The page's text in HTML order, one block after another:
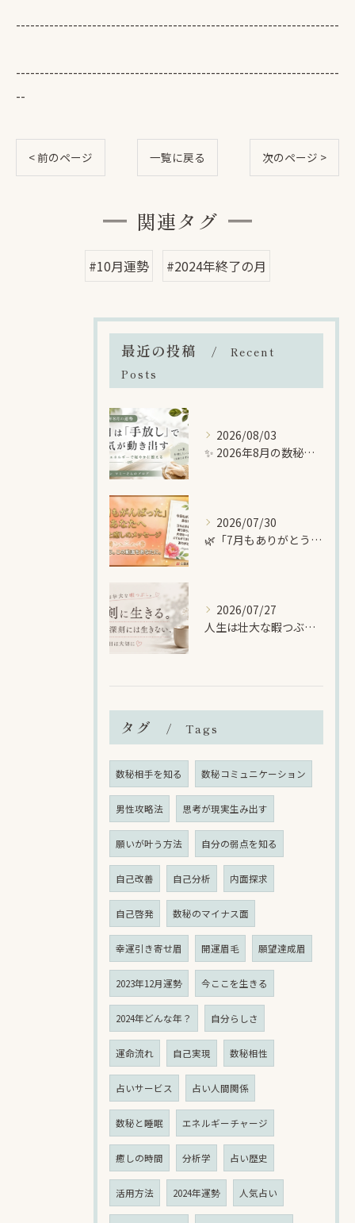
--------------------------------------------------------------------
--------------------------------------------------------------------
--
< 前のページ 一覧に戻る 次のページ >
関連タグ
#10月運勢 #2024年終了の月
最近の投稿
Recent
Posts
2026/08/03
✨ 2026年8月の数秘メッセージ｜「手放し」で新しい幸運を迎える準備をする月 ✨
2026/07/30
🌿「7月もありがとうございました🌈暑い夏に、自分を大切にする時間を
2026/07/27
人生は壮大な暇つぶし🌈でも、一日一日は大切に生きる🍀
タグ Tags
数秘相手を知る 数秘コミュニケーション
男性攻略法 思考が現実生み出す
願いが叶う方法 自分の弱点を知る
自己改善 自己分析 内面探求
自己啓発 数秘のマイナス面
幸運引き寄せ眉 開運眉毛 願望達成眉
2023年12月運勢 今ここを生きる
2024年どんな年？ 自分らしさ
運命流れ 自己実現 数秘相性
占いサービス 占い人間関係
数秘と睡眠 エネルギーチャージ
癒しの時間 分析学 占い歴史
活用方法 2024年運勢 人気占い